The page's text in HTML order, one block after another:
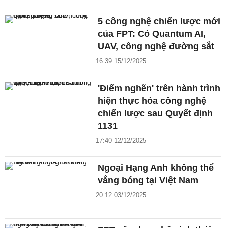
5 công nghệ chiến lược mới
của FPT: Có Quantum AI,
UAV, công nghệ đường sắt
16:39 15/12/2025
'Điểm nghẽn' trên hành trình
hiện thực hóa công nghệ
chiến lược sau Quyết định
1131
17:40 12/12/2025
Ngoại Hạng Anh không thể
vắng bóng tại Việt Nam
20:12 03/12/2025